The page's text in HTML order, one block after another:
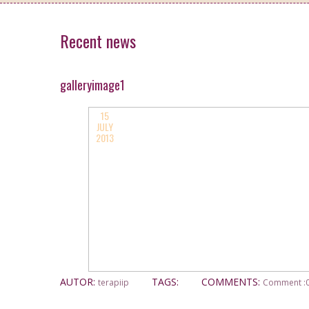
Recent news
galleryimage1
15
JULY
2013
AUTOR: terapiip TAGS: COMMENTS: Comment